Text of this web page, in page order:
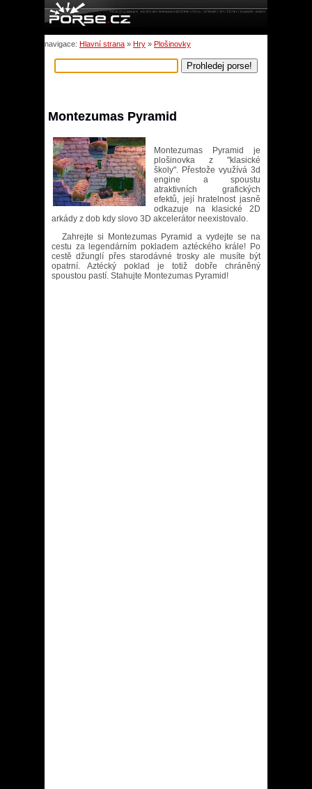
navigace: Hlavní strana » Hry » Plošinovky
Montezumas Pyramid
Montezumas Pyramid je
plošinovka z "klasické
školy". Přestože využívá 3d
engine a spoustu
atraktivních grafických
efektů, její hratelnost jasně
odkazuje na klasické 2D
arkády z dob kdy slovo 3D akcelerátor neexistovalo.
Zahrejte si Montezumas Pyramid a vydejte se na
cestu za legendárním pokladem aztéckého krále! Po
cestě džunglí přes starodávné trosky ale musíte být
opatrní. Aztécký poklad je totiž dobře chráněný
spoustou pastí. Stahujte Montezumas Pyramid!